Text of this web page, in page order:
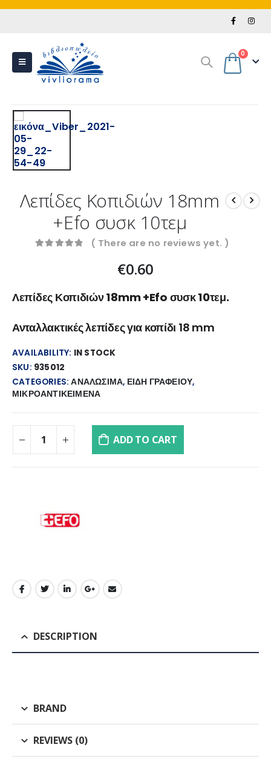
0
Λεπίδες Κοπιδιών 18mm
+Efo συσκ 10τεμ
( There are no reviews yet. )
€0.60
Λεπίδες Κοπιδιών 18mm +Efo συσκ 10τεμ.
Ανταλλακτικές λεπίδες για κοπίδι 18 mm
AVAILABILITY: IN STOCK
SKU: 935012
CATEGORIES:ΑΝΑΛΩΣΙΜΑ, ΕΙΔΗ ΓΡΑΦΕΙΟΥ,
ΜΙΚΡΟΑΝΤΙΚΕΙΜΕΝΑ
ADD TO CART
DESCRIPTION
BRAND
REVIEWS (0)